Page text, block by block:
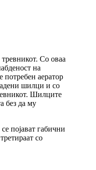
Со оваа
на
потребен аератор
шилци и со
Шилците
без да му
појават габични
со